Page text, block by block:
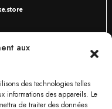
aux
des technologies telles
informations des appareils. Le
de traiter des données
17
57685 AUGNY